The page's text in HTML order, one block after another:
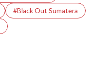
#Black Out Sumatera